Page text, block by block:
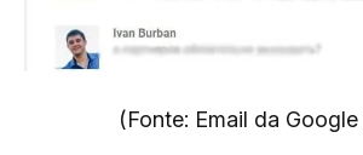
(Fonte: Email da